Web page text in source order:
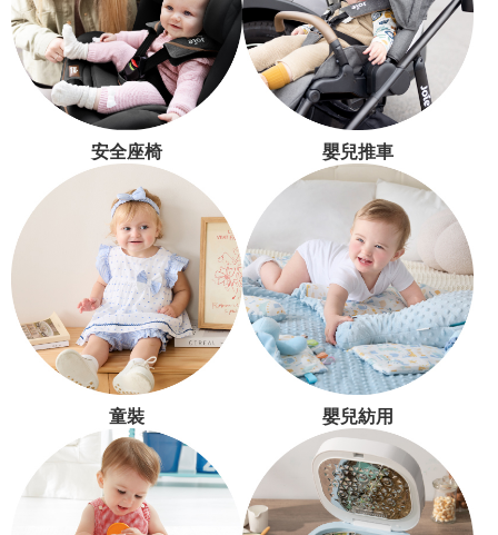
安全座椅 嬰兒推車
童裝 嬰兒紡用